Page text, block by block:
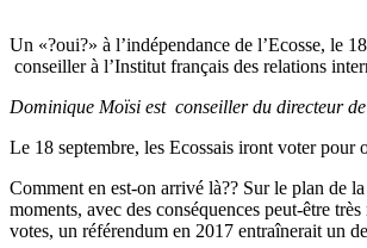
Un «?oui?» à l’indépendance de l’Ecosse, le
conseiller à l’Institut français des relations
Dominique Moïsi est conseiller du directeur
Le 18 septembre, les Ecossais iront voter pour
Comment en est-on arrivé là?? Sur le plan de
moments, avec des conséquences peut-être
votes, un référendum en 2017 entraînerait un